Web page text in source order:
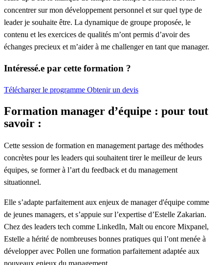
concentrer sur mon développement personnel et sur quel type de
leader je souhaite être. La dynamique de groupe proposée, le
contenu et les exercices de qualités m’ont permis d’avoir des
échanges precieux et m’aider à me challenger en tant que manager.
Intéressé.e par cette formation ?
Télécharger le programme Obtenir un devis
Formation manager d’équipe : pour tout
savoir :
Cette session de formation en management partage des méthodes
concrètes pour les leaders qui souhaitent tirer le meilleur de leurs
équipes, se former à l’art du feedback et du management
situationnel.
Elle s’adapte parfaitement aux enjeux de manager d'équipe comme
de jeunes managers, et s’appuie sur l’expertise d’Estelle Zakarian.
Chez des leaders tech comme LinkedIn, Malt ou encore Mixpanel,
Estelle a hérité de nombreuses bonnes pratiques qui l’ont menée à
développer avec Pollen une formation parfaitement adaptée aux